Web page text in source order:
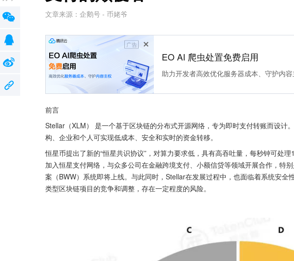
文章来源： 企鹅号 - 币姥爷
广告
EO AI 爬虫处置免费启用
助力开发者高效优化服务器成本、守护内容
前言
Stellar（XLM） 是一个基于区块链的分布式开源网络，专为即时支付转账而设计
构、企业和个人可实现低成本、安全和实时的资金转移。
恒星币提出了新的“恒星共识协议”，对算力要求低，具有高吞吐量，每秒钟可处
加入恒星支付网络，与众多公司在金融跨境支付、小额信贷等领域开展合作，特
案（BWW）系统即将上线。与此同时，Stellar在发展过程中，也面临着系统安全
类型区块链项目的竞争和调整，存在一定程度的风险。